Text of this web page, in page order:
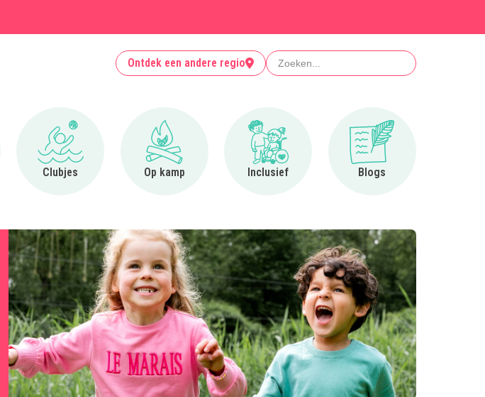
Ontdek een andere regio Zoeken
Clubjes
Ga naar Clubjes
Op kamp
Ga naar Op kamp
Inclusief
Ga naar Inclusief
Blogs
Ga naar Blogs